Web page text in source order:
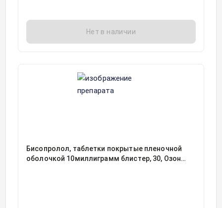
Нет в наличии
Бисопролол, таблетки покрытые пленочной
оболочкой 10миллиграмм блистер, 30, Озон